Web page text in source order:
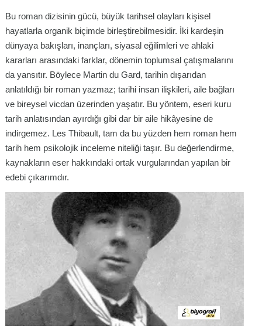
Bu roman dizisinin gücü, büyük tarihsel olayları kişisel
hayatlarla organik biçimde birleştirebilmesidir. İki kardeşin
dünyaya bakışları, inançları, siyasal eğilimleri ve ahlaki
kararları arasındaki farklar, dönemin toplumsal çatışmalarını
da yansıtır. Böylece Martin du Gard, tarihin dışarıdan
anlatıldığı bir roman yazmaz; tarihi insan ilişkileri, aile bağları
ve bireysel vicdan üzerinden yaşatır. Bu yöntem, eseri kuru
tarih anlatısından ayırdığı gibi dar bir aile hikâyesine de
indirgemez. Les Thibault, tam da bu yüzden hem roman hem
tarih hem psikolojik inceleme niteliği taşır. Bu değerlendirme,
kaynakların eser hakkındaki ortak vurgularından yapılan bir
edebi çıkarımdır.